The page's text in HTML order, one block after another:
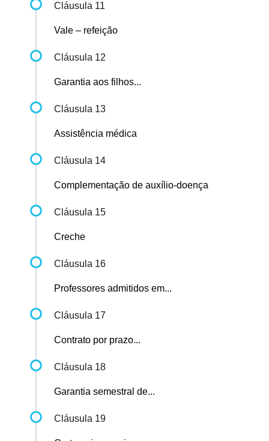
Cláusula 11
Vale – refeição
Cláusula 12
Garantia aos filhos...
Cláusula 13
Assistência médica
Cláusula 14
Complementação de auxílio-doença
Cláusula 15
Creche
Cláusula 16
Professores admitidos em...
Cláusula 17
Contrato por prazo...
Cláusula 18
Garantia semestral de...
Cláusula 19